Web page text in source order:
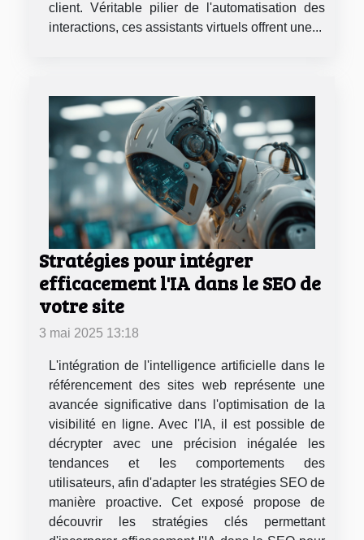
client. Véritable pilier de l'automatisation des
interactions, ces assistants virtuels offrent une...
Stratégies pour intégrer
efficacement l'IA dans le SEO de
votre site
3 mai 2025 13:18
L'intégration de l'intelligence artificielle dans le
référencement des sites web représente une
avancée significative dans l'optimisation de la
visibilité en ligne. Avec l'IA, il est possible de
décrypter avec une précision inégalée les
tendances et les comportements des
utilisateurs, afin d'adapter les stratégies SEO de
manière proactive. Cet exposé propose de
découvrir les stratégies clés permettant